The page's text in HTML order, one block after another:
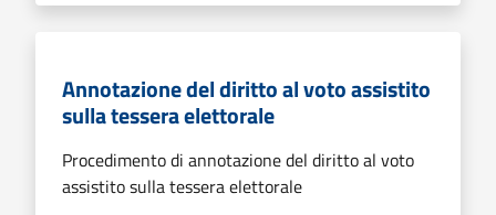
Annotazione del diritto al voto assistito
sulla tessera elettorale
Procedimento di annotazione del diritto al voto
assistito sulla tessera elettorale